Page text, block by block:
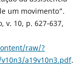
um movimento”.
v. 10, p. 627-637,
raw/?
a19v10n3.pdf.